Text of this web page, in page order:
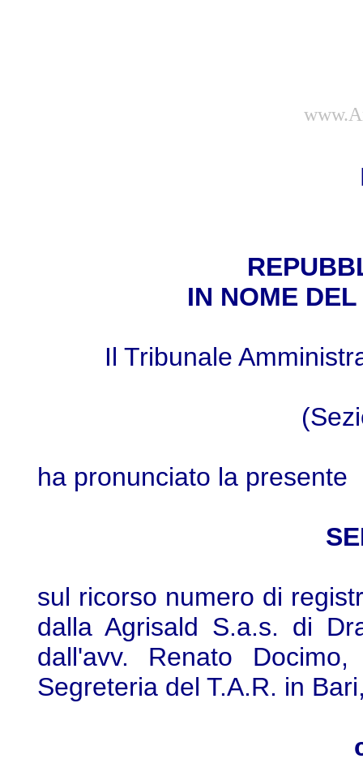
IN NOME
Il Tribunale
ha pronunciato la presente
sul ricorso numero di
dalla Agrisald S.a.s. di
dall'avv. Renato
Segreteria del T.A.R. in